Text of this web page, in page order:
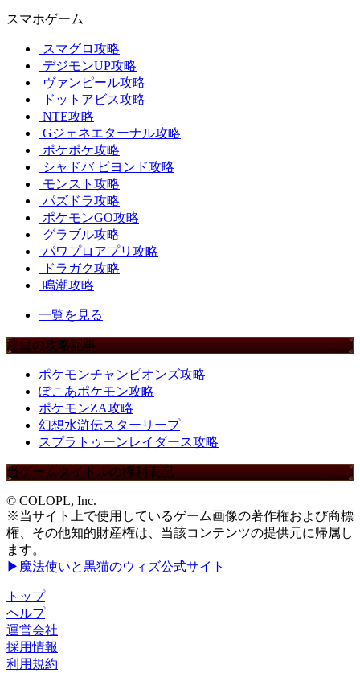
スマホゲーム
スマグロ攻略
デジモンUP攻略
ヴァンピール攻略
ドットアビス攻略
NTE攻略
Gジェネエターナル攻略
ポケポケ攻略
シャドバ ビヨンド攻略
モンスト攻略
パズドラ攻略
ポケモンGO攻略
グラブル攻略
パワプロアプリ攻略
ドラガク攻略
鳴潮攻略
一覧を見る
注目の攻略記事
ポケモンチャンピオンズ攻略
ぽこあポケモン攻略
ポケモンZA攻略
幻想水滸伝スターリープ
スプラトゥーンレイダース攻略
当ゲームタイトルの権利表記
© COLOPL, Inc.
※当サイト上で使用しているゲーム画像の著作権および商標
権、その他知的財産権は、当該コンテンツの提供元に帰属し
ます。
▶魔法使いと黒猫のウィズ公式サイト
トップ
ヘルプ
運営会社
採用情報
利用規約